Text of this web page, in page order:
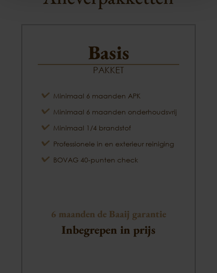
Basis
PAKKET
Minimaal 6 maanden APK
Minimaal 6 maanden onderhoudsvrij
Minimaal 1/4 brandstof
Professionele in en exterieur reiniging
BOVAG 40-punten check
6 maanden de Baaij garantie
Inbegrepen in prijs